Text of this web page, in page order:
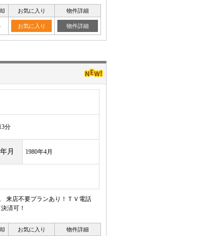
お気に入り 物件詳細
お気に入り 物件詳細
分
月 1980年4月
来店不要プランあり！ＴＶ電話
済可！
お気に入り 物件詳細